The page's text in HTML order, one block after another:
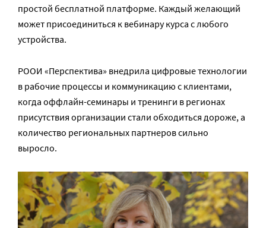
простой бесплатной платформе. Каждый желающий
может присоединиться к вебинару курса с любого
устройства.
РООИ «Перспектива» внедрила цифровые технологии
в рабочие процессы и коммуникацию с клиентами,
когда оффлайн-семинары и тренинги в регионах
присутствия организации стали обходиться дороже, а
количество региональных партнеров сильно
выросло.